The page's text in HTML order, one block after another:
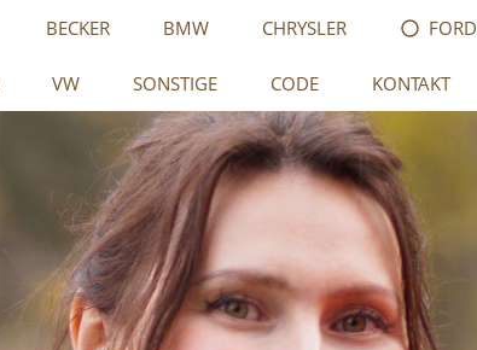
BECKER BMW CHRYSLER FORD
VW SONSTIGE CODE KONTAKT